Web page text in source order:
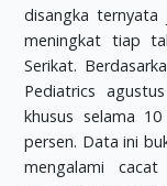
disangka ternyata
meningkat tiap
Serikat.
Pediatrics
khusus selama
persen. Data ini
mengalami